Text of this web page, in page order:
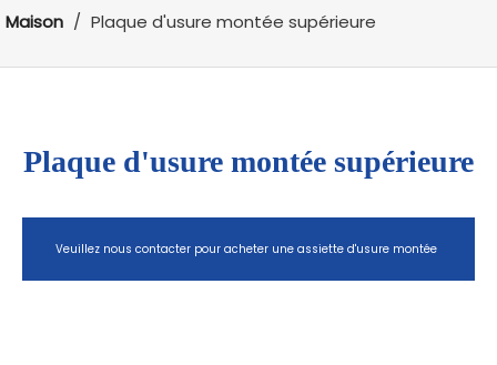
Maison / Plaque d'usure montée supérieure
Plaque d'usure montée supérieure
Veuillez nous contacter pour acheter une assiette d'usure montée